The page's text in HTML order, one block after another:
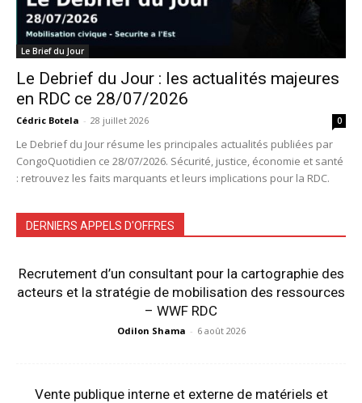
Le Brief du Jour
Le Debrief du Jour : les actualités majeures
en RDC ce 28/07/2026
Cédric Botela - 28 juillet 2026 0
Le Debrief du Jour résume les principales actualités publiées par
CongoQuotidien ce 28/07/2026. Sécurité, justice, économie et santé
: retrouvez les faits marquants et leurs implications pour la RDC.
DERNIERS APPELS D'OFFRES
Recrutement d’un consultant pour la cartographie des
acteurs et la stratégie de mobilisation des ressources
– WWF RDC
Odilon Shama - 6 août 2026
Vente publique interne et externe de matériels et